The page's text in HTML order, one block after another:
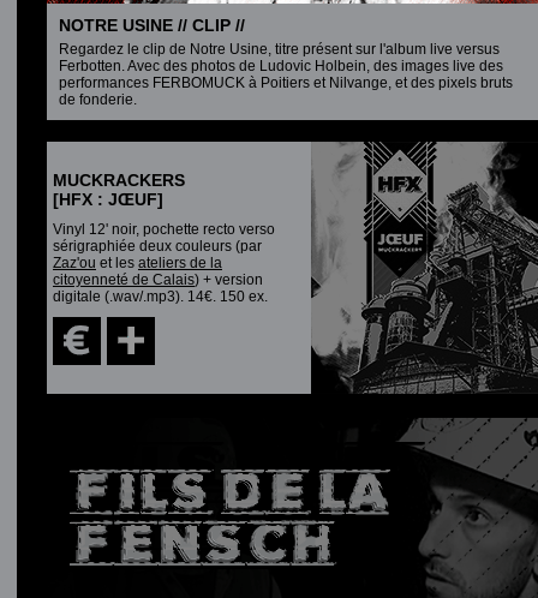
NOTRE USINE // CLIP //
Regardez le clip de Notre Usine, titre présent sur l'album live versus
Ferbotten. Avec des photos de Ludovic Holbein, des images live des
performances FERBOMUCK à Poitiers et Nilvange, et des pixels bruts
de fonderie.
MUCKRACKERS
[HFX : JŒUF]
Vinyl 12' noir, pochette recto verso
sérigraphiée deux couleurs (par
Zaz'ou et les ateliers de la
citoyenneté de Calais) + version
digitale (.wav/.mp3). 14€. 150 ex.